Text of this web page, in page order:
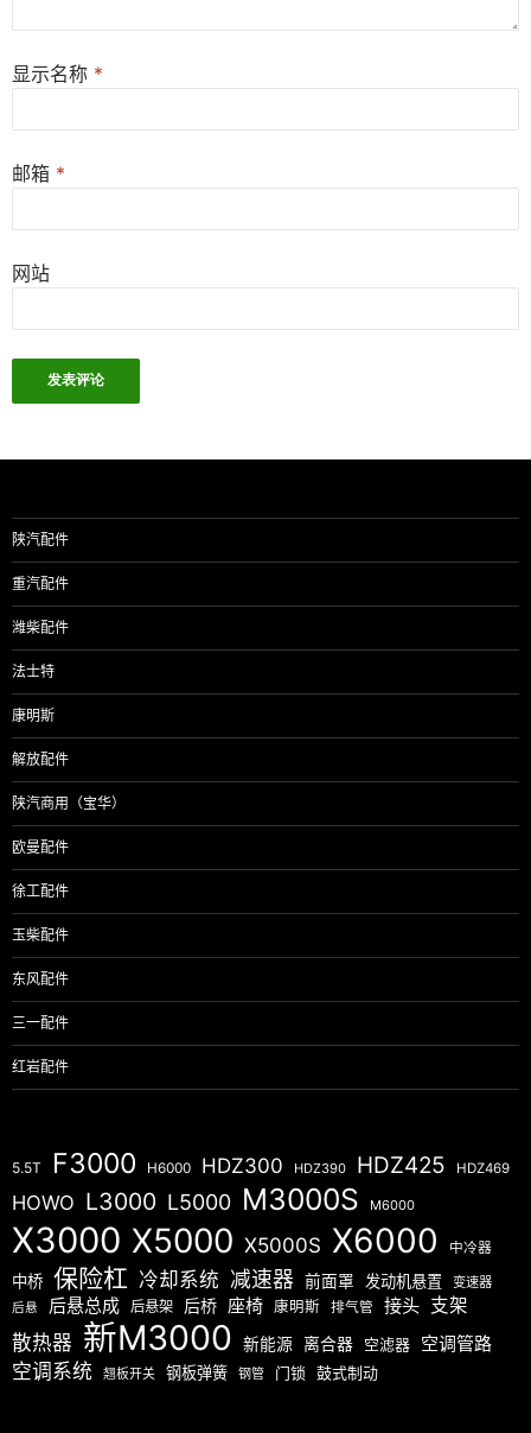
显示名称 *
邮箱 *
网站
陕汽配件
重汽配件
潍柴配件
法士特
康明斯
解放配件
陕汽商用（宝华）
欧曼配件
徐工配件
玉柴配件
东风配件
三一配件
红岩配件
5.5T F3000 H6000 HDZ300 HDZ390 HDZ425 HDZ469
HOWO L3000 L5000 M3000S M6000
X3000 X5000 X5000S X6000 中冷器
中桥 保险杠 冷却系统 减速器 前面罩 发动机悬置 变速器
后悬 后悬总成 后悬架 后桥 座椅 康明斯 排气管 接头 支架
散热器 新M3000 新能源 离合器 空滤器 空调管路
空调系统 翘板开关 钢板弹簧 钢管 门锁 鼓式制动